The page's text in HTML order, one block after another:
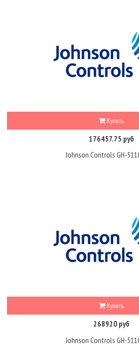
Купить
176457.75 руб
Johnson Controls GH-
Купить
268920 руб
Johnson Controls GH-